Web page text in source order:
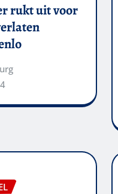
rukt uit voor